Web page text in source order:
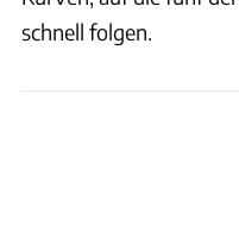
schnell folgen.